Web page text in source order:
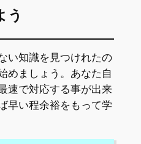
う
い知識を見つけれたの
めましょう。あなた自
速で対応する事が出来
早い程余裕をもって学